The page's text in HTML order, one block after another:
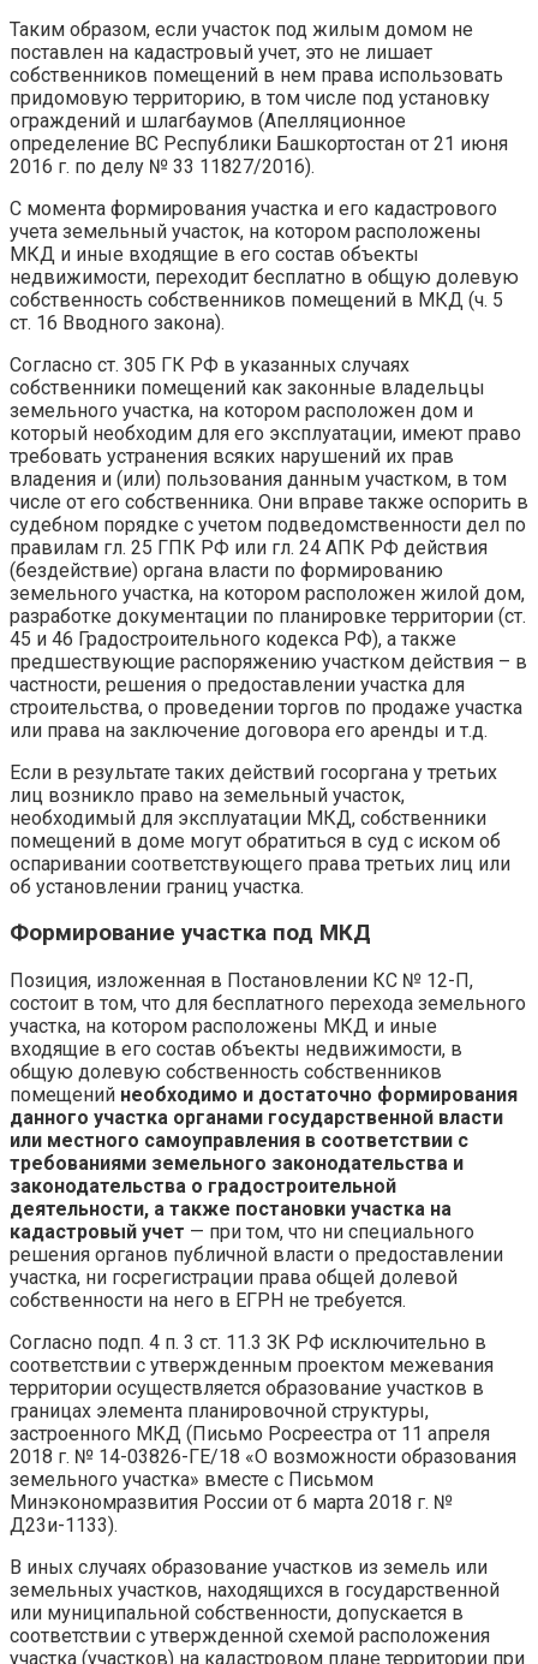
Таким образом, если участок под жилым домом не
поставлен на кадастровый учет, это не лишает
собственников помещений в нем права использовать
придомовую территорию, в том числе под установку
ограждений и шлагбаумов (Апелляционное
определение ВС Республики Башкортостан от 21 июня
2016 г. по делу № 33 11827/2016).
С момента формирования участка и его кадастрового
учета земельный участок, на котором расположены
МКД и иные входящие в его состав объекты
недвижимости, переходит бесплатно в общую долевую
собственность собственников помещений в МКД (ч. 5
ст. 16 Вводного закона).
Согласно ст. 305 ГК РФ в указанных случаях
собственники помещений как законные владельцы
земельного участка, на котором расположен дом и
который необходим для его эксплуатации, имеют право
требовать устранения всяких нарушений их прав
владения и (или) пользования данным участком, в том
числе от его собственника. Они вправе также оспорить в
судебном порядке с учетом подведомственности дел по
правилам гл. 25 ГПК РФ или гл. 24 АПК РФ действия
(бездействие) органа власти по формированию
земельного участка, на котором расположен жилой дом,
разработке документации по планировке территории (ст.
45 и 46 Градостроительного кодекса РФ), а также
предшествующие распоряжению участком действия – в
частности, решения о предоставлении участка для
строительства, о проведении торгов по продаже участка
или права на заключение договора его аренды и т.д.
Если в результате таких действий госоргана у третьих
лиц возникло право на земельный участок,
необходимый для эксплуатации МКД, собственники
помещений в доме могут обратиться в суд с иском об
оспаривании соответствующего права третьих лиц или
об установлении границ участка.
Формирование участка под МКД
Позиция, изложенная в Постановлении КС № 12-П,
состоит в том, что для бесплатного перехода земельного
участка, на котором расположены МКД и иные
входящие в его состав объекты недвижимости, в
общую долевую собственность собственников
помещений необходимо и достаточно формирования
данного участка органами государственной власти
или местного самоуправления в соответствии с
требованиями земельного законодательства и
законодательства о градостроительной
деятельности, а также постановки участка на
кадастровый учет — при том, что ни специального
решения органов публичной власти о предоставлении
участка, ни госрегистрации права общей долевой
собственности на него в ЕГРН не требуется.
Согласно подп. 4 п. 3 ст. 11.3 ЗК РФ исключительно в
соответствии с утвержденным проектом межевания
территории осуществляется образование участков в
границах элемента планировочной структуры,
застроенного МКД (Письмо Росреестра от 11 апреля
2018 г. № 14-03826-ГЕ/18 «О возможности образования
земельного участка» вместе с Письмом
Минэкономразвития России от 6 марта 2018 г. №
Д23и-1133).
В иных случаях образование участков из земель или
земельных участков, находящихся в государственной
или муниципальной собственности, допускается в
соответствии с утвержденной схемой расположения
участка (участков) на кадастровом плане территории при